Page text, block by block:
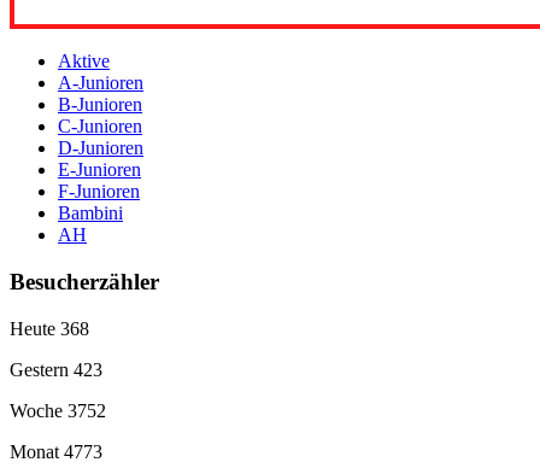
Aktive
A-Junioren
B-Junioren
C-Junioren
D-Junioren
E-Junioren
F-Junioren
Bambini
AH
Besucherzähler
Heute 368
Gestern 423
Woche 3752
Monat 4773